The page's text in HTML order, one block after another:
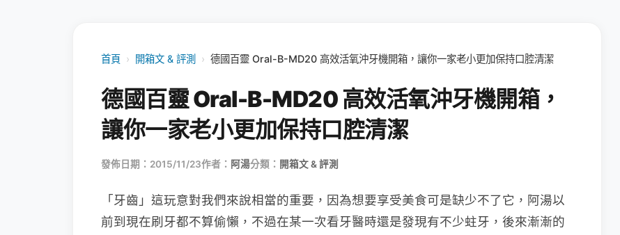
首頁 › 開箱文 & 評測 › 德國百靈 Oral-B-MD20 高效活氧沖牙機開箱，讓你一家老小更加保持口腔清潔
德國百靈 Oral-B-MD20 高效活氧沖牙機開箱，
讓你一家老小更加保持口腔清潔
發佈日期：2015/11/23作者： 阿湯分類： 開箱文 & 評測
「牙齒」這玩意對我們來說相當的重要，因為想要享受美食可是缺少不了它，阿湯以
前到現在刷牙都不算偷懶，不過在某一次看牙醫時還是發現有不少蛀牙，後來漸漸的